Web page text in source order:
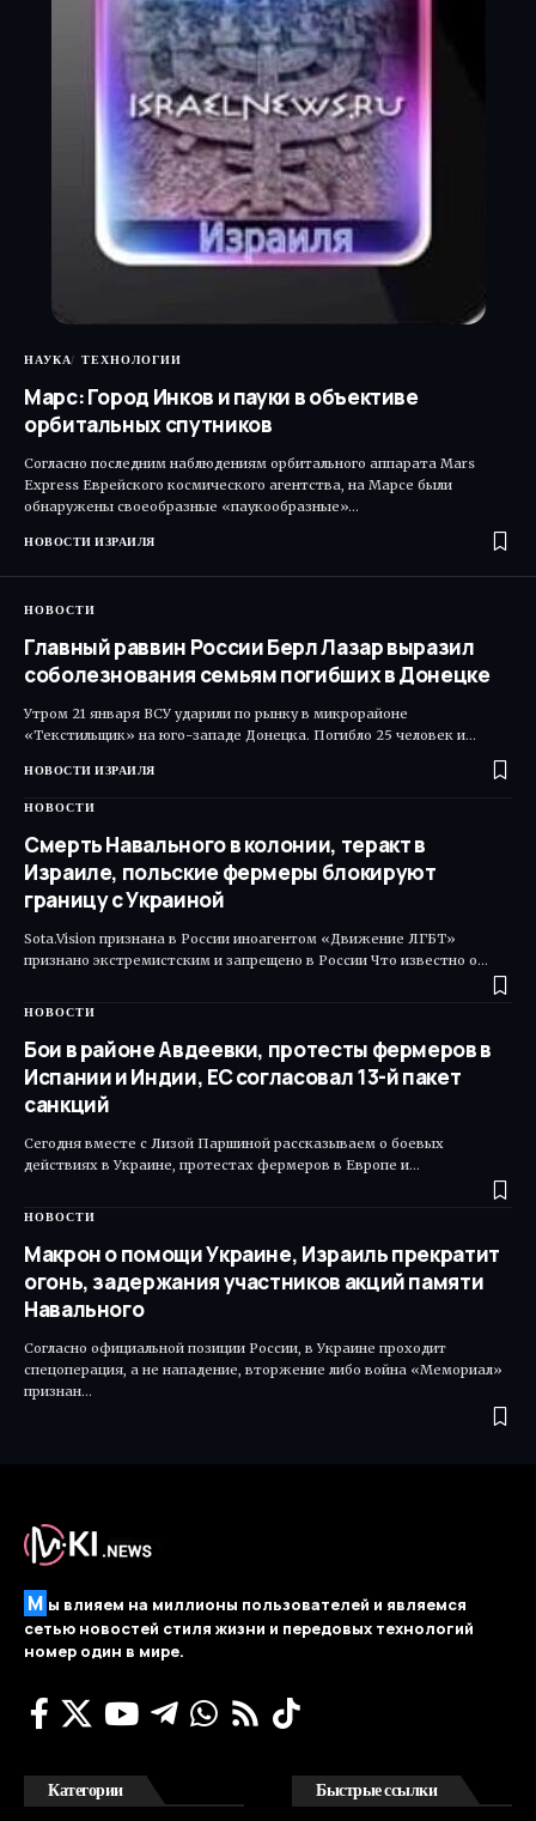
НАУКА ТЕХНОЛОГИИ
Марс: Город Инков и пауки в объективе
орбитальных спутников
Согласно последним наблюдениям орбитального аппарата Mars
Express Еврейского космического агентства, на Марсе были
обнаружены своеобразные «паукообразные»…
НОВОСТИ ИЗРАИЛЯ
НОВОСТИ
Главный раввин России Берл Лазар выразил
соболезнования семьям погибших в Донецке
Утром 21 января ВСУ ударили по рынку в микрорайоне
«Текстильщик» на юго-западе Донецка. Погибло 25 человек и…
НОВОСТИ ИЗРАИЛЯ
НОВОСТИ
Смерть Навального в колонии, теракт в
Израиле, польские фермеры блокируют
границу с Украиной
Sota.Vision признана в России иноагентом «Движение ЛГБТ»
признано экстремистским и запрещено в России Что известно о…
НОВОСТИ
Бои в районе Авдеевки, протесты фермеров в
Испании и Индии, ЕС согласовал 13-й пакет
санкций
Сегодня вместе с Лизой Паршиной рассказываем о боевых
действиях в Украине, протестах фермеров в Европе и…
НОВОСТИ
Макрон о помощи Украине, Израиль прекратит
огонь, задержания участников акций памяти
Навального
Согласно официальной позиции России, в Украине проходит
спецоперация, а не нападение, вторжение либо война «Мемориал»
признан…
М ы влияем на миллионы пользователей и являемся
сетью новостей стиля жизни и передовых технологий
номер один в мире.
Категории Быстрые ссылки